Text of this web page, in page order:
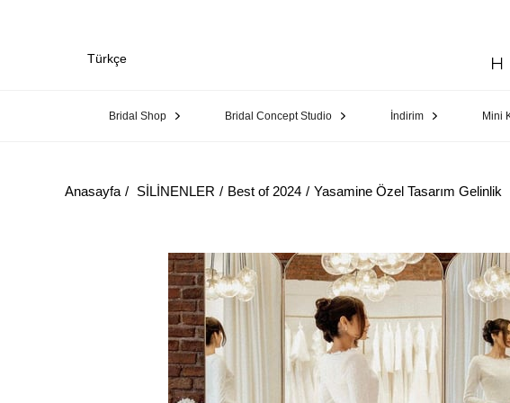
Türkçe
Bridal Shop Bridal Concept Studio İndirim Mini
Anasayfa SİLİNENLER Best of 2024 Yasamine Özel Tasarım Gelinlik